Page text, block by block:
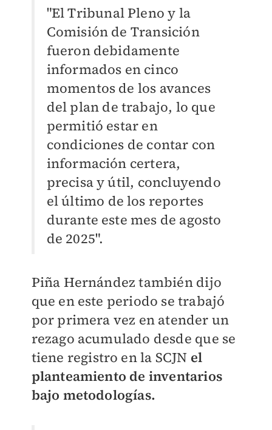
"El Tribunal Pleno y la
Comisión de Transición
fueron debidamente
informados en cinco
momentos de los avances
del plan de trabajo, lo que
permitió estar en
condiciones de contar con
información certera,
precisa y útil, concluyendo
el último de los reportes
durante este mes de agosto
de 2025".
Piña Hernández también dijo
que en este periodo se trabajó
por primera vez en atender un
rezago acumulado desde que se
tiene registro en la SCJN el
planteamiento de inventarios
bajo metodologías.